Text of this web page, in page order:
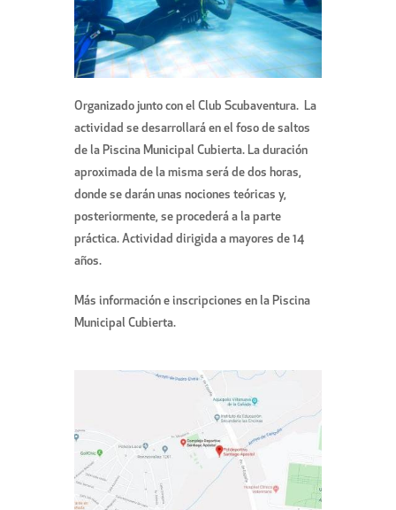
Organizado junto con el Club Scubaventura. La
actividad se desarrollará en el foso de saltos
de la Piscina Municipal Cubierta. La duración
aproximada de la misma será de dos horas,
donde se darán unas nociones teóricas y,
posteriormente, se procederá a la parte
práctica. Actividad dirigida a mayores de 14
años.
Más información e inscripciones en la Piscina
Municipal Cubierta.